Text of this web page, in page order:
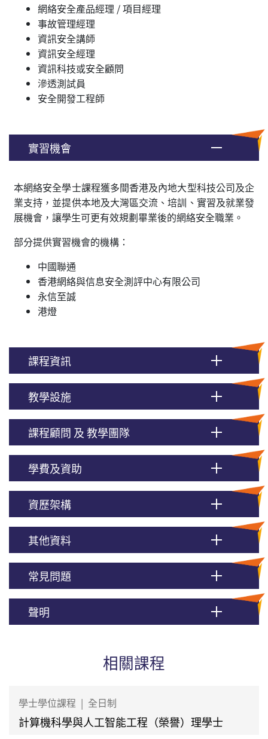
網絡安全產品經理 / 項目經理
事故管理經理
資訊安全講師
資訊安全經理
資訊科技或安全顧問
滲透測試員
安全開發工程師
實習機會
本網絡安全學士課程獲多間香港及內地大型科技公司及企
業支持，並提供本地及大灣區交流、培訓、實習及就業發
展機會，讓學生可更有效規劃畢業後的網絡安全職業。
部分提供實習機會的機構：
中國聯通
香港網絡與信息安全測評中心有限公司
永信至誠
港燈
課程資訊
教學設施
課程顧問 及 教學團隊
學費及資助
資歷架構
其他資料
常見問題
聲明
相關課程
學士學位課程 | 全日制
計算機科學與人工智能工程（榮譽）理學士